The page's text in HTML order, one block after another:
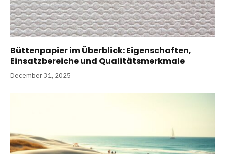
Büttenpapier im Überblick: Eigenschaften,
Einsatzbereiche und Qualitätsmerkmale
December 31, 2025